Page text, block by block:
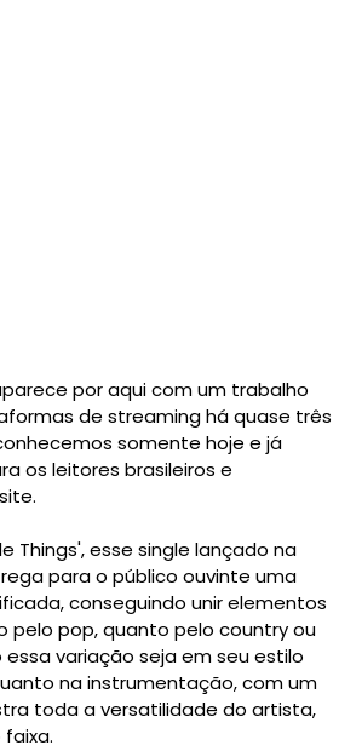
por aqui com um trabalho
de streaming há quase três
somente hoje e já
os leitores brasileiros e
Things', esse single lançado na
para o público ouvinte uma
conseguindo unir elementos
pelo pop, quanto pelo country ou
variação seja em seu estilo
na instrumentação, com um
toda a versatilidade do artista,